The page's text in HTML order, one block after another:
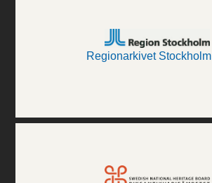
Regionarkivet Stockholm